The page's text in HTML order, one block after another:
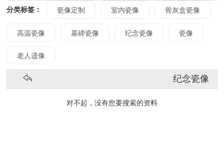
分类标签： 瓷像定制 室内瓷像 骨灰盒瓷像
高温瓷像 墓碑瓷像 纪念瓷像 瓷像
老人遗像
纪念瓷像
对不起，没有您要搜索的资料